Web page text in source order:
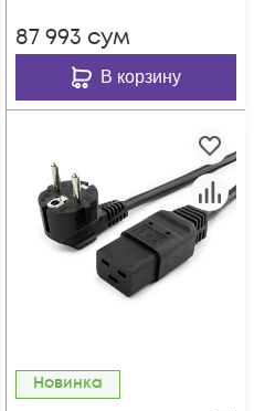
87 993 сум
В корзину
Новинка